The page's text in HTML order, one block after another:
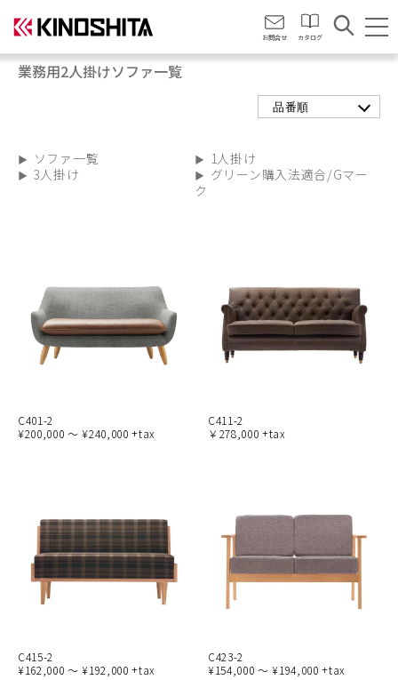
お問合せ カタログ
業務用2人掛けソファ一覧
品番順
ソファ一覧
1人掛け
3人掛け
グリーン購入法適合/Gマー
ク
C401-2
¥200,000 ～ ¥240,000 +tax
C411-2
￥278,000 +tax
C415-2
¥162,000 ～ ¥192,000 +tax
C423-2
¥154,000 ～ ¥194,000 +tax